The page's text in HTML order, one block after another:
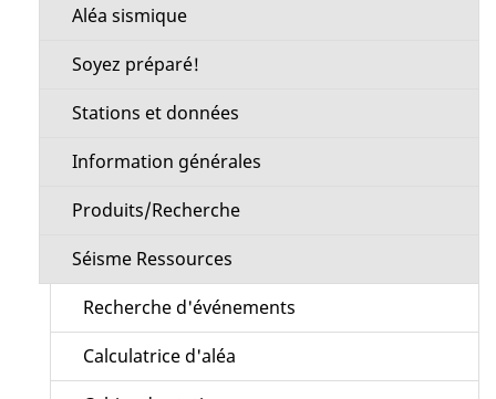
Aléa sismique
Soyez préparé!
Stations et données
Information générales
Produits/Recherche
Séisme Ressources
Recherche d'événements
Calculatrice d'aléa